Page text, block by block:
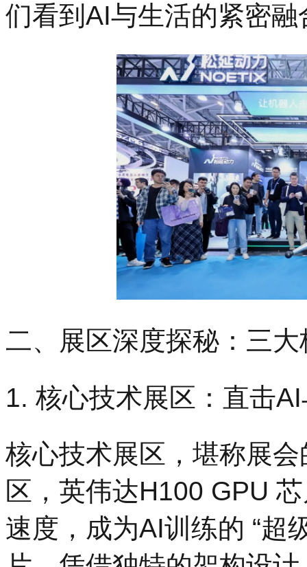
们看到AI与生活的紧密融
二、展区深度探秘：三
1. 核心技术展区：直击AI
核心技术展区，堪称展会
区，英伟达H100 GPU
速度，成为AI训练的 “超